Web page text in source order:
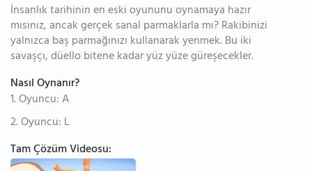
İnsanlık tarihinin en eski oyununu oynamaya hazır
mısınız, ancak gerçek sanal parmaklarla mı? Rakibinizi
yalnızca baş parmağınızı kullanarak yenmek. Bu iki
savaşçı, düello bitene kadar yüz yüze güreşecekler.
Nasıl Oynanır?
1. Oyuncu: A
2. Oyuncu: L
Tam Çözüm Videosu: